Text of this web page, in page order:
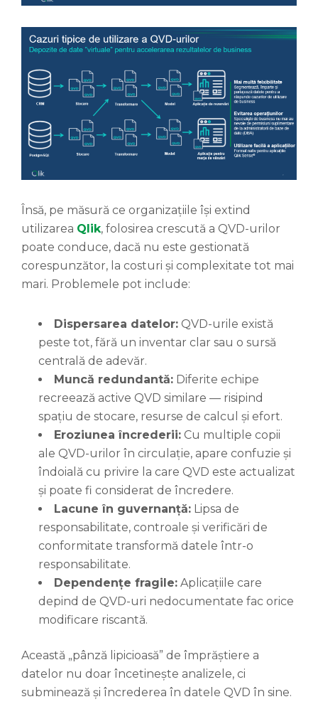
Însă, pe măsură ce organizațiile își extind
utilizarea Qlik, folosirea crescută a QVD-urilor
poate conduce, dacă nu este gestionată
corespunzător, la costuri și complexitate tot mai
mari. Problemele pot include:
Dispersarea datelor: QVD-urile există
peste tot, fără un inventar clar sau o sursă
centrală de adevăr.
Muncă redundantă: Diferite echipe
recreează active QVD similare — risipind
spațiu de stocare, resurse de calcul și efort.
Eroziunea încrederii: Cu multiple copii
ale QVD-urilor în circulație, apare confuzie și
îndoială cu privire la care QVD este actualizat
și poate fi considerat de încredere.
Lacune în guvernanță: Lipsa de
responsabilitate, controale și verificări de
conformitate transformă datele într-o
responsabilitate.
Dependențe fragile: Aplicațiile care
depind de QVD-uri nedocumentate fac orice
modificare riscantă.
Această „pânză lipicioasă” de împrăștiere a
datelor nu doar încetinește analizele, ci
subminează și încrederea în datele QVD în sine.